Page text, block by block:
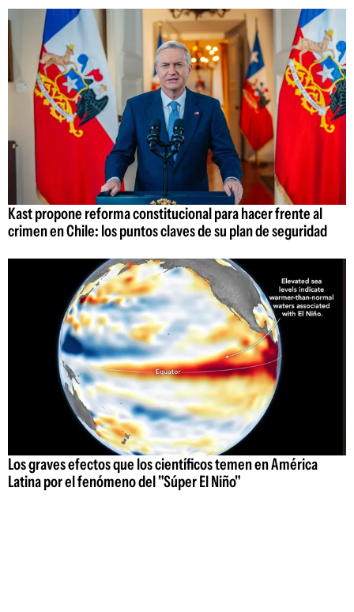
Kast propone reforma constitucional para hacer frente al
crimen en Chile: los puntos claves de su plan de seguridad
Los graves efectos que los científicos temen en América
Latina por el fenómeno del "Súper El Niño"